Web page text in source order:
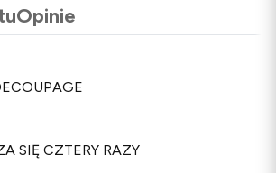
Opinie
SIĘ CZTERY RAZY